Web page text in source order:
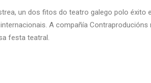
un dos fitos do teatro galego polo éxito
A compañía
festa teatral.